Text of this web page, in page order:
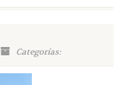
Categorías: